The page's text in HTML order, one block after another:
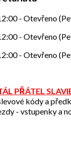
- Otevřeno
- Otevřeno
- Otevřeno
PŘÁTEL
kódy a
- vstupenky a